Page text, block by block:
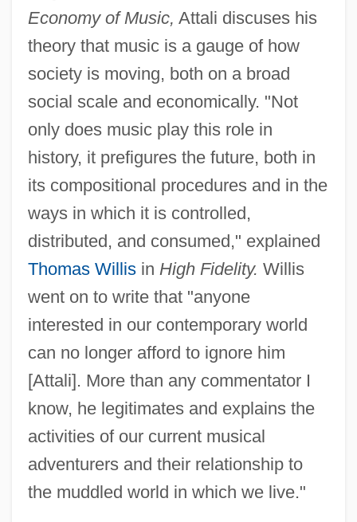
Economy of Music, Attali discuses his
theory that music is a gauge of how
society is moving, both on a broad
social scale and economically. "Not
only does music play this role in
history, it prefigures the future, both in
its compositional procedures and in the
ways in which it is controlled,
distributed, and consumed," explained
Thomas Willisin High Fidelity. Willis
went on to write that "anyone
interested in our contemporary world
can no longer afford to ignore him
[Attali]. More than any commentator I
know, he legitimates and explains the
activities of our current musical
adventurers and their relationship to
the muddled world in which we live."